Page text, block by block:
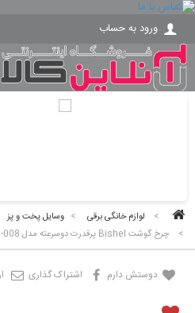
ورود به حساب
> لوازم خانگی برقی > وسایل پخت و پز
>
چرخ گوشت Bishel پرقدرت دوسرعته مدل BL-MG-008 نقره ای
دوستش دارم اشتراک گذاری